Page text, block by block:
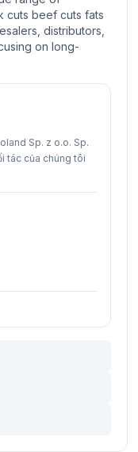
cuts beef cuts fats
distributors,
on long-
Sp. z o.o. Sp.
tác của chúng tôi